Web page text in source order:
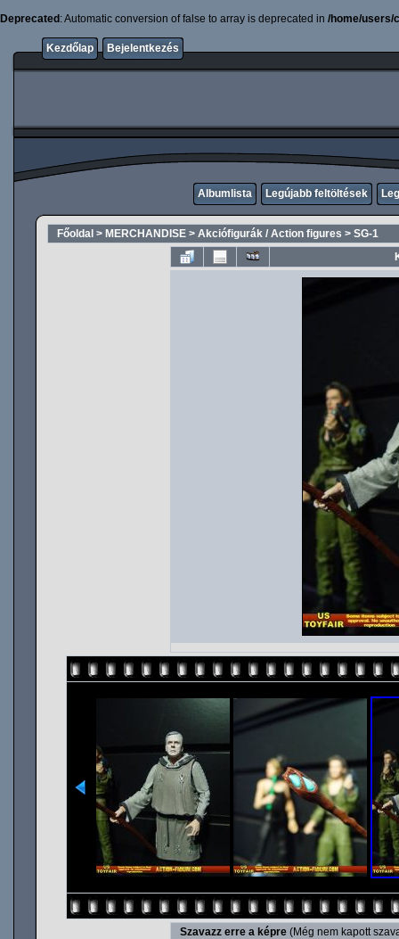
Deprecated : Automatic conversion of false to array is deprecated in /home/users/
Kezdőlap Bejelentkezés
Albumlista Legújabb feltöltések
Főoldal > MERCHANDISE > Akciófigurák / Action figures > SG-1
Szavazz erre a képre (Még nem kapott